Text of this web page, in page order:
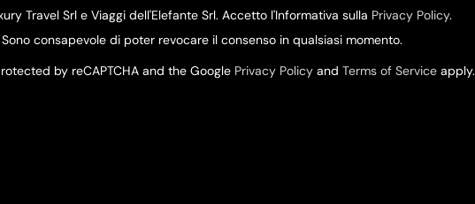
Travel Srl e Viaggi dell'Elefante Srl. Accetto l'Informativa sulla Privacy Policy.
Sono consapevole di poter revocare il consenso in qualsiasi momento.
by reCAPTCHA and the Google Privacy Policyand Terms of Serviceapply.